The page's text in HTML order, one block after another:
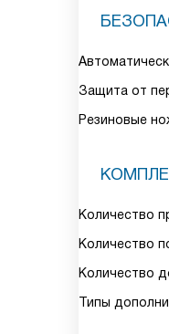
Защита от
Резиновые
Количество
Количество
Количество
Типы